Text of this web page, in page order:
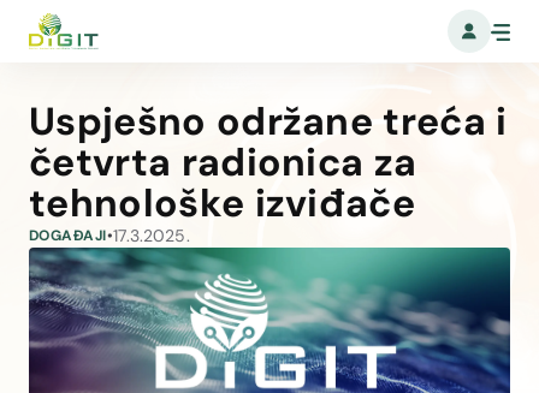
Uspješno održane treća i
četvrta radionica za
tehnološke izviđače
DOGAĐAJI•17.3.2025.